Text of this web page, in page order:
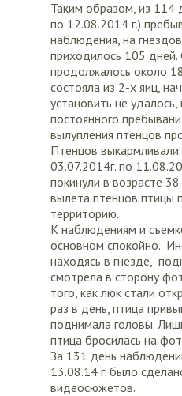
Таким образом, из 114
по 12.08.2014 г.)
наблюдения, на
приходилось 105 дней.
продолжалось около
состояла из 2-х яиц,
установить не
постоянного
вылупления птенцов
Птенцов
03.07.2014г. по
покинули в возрасте
вылета птенцов птицы
территорию.
К наблюдениям и
основном спокойно.
находясь в гнезде,
смотрела в сторону
того, как люк стали
раз в день, птица
поднимала головы.
птица бросилась на
За 131 день
13.08.14 г. было
видеосюжетов.